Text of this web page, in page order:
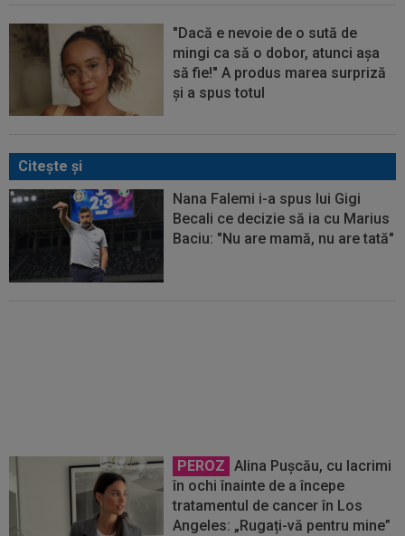
"Dacă e nevoie de o sută de
mingi ca să o dobor, atunci așa
să fie!" A produs marea surpriză
și a spus totul
Citeşte şi
Nana Falemi i-a spus lui Gigi
Becali ce decizie să ia cu Marius
Baciu: "Nu are mamă, nu are tată"
PEROZ Alina Pușcău, cu lacrimi
în ochi înainte de a începe
tratamentul de cancer în Los
Angeles: „Rugați-vă pentru mine”